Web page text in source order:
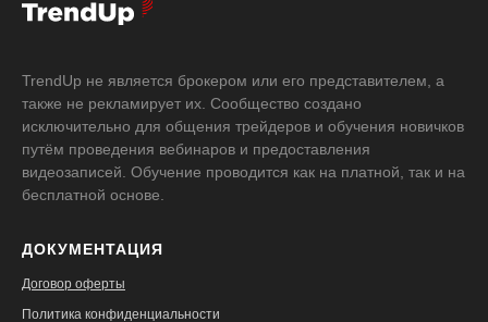
TrendUp не является брокером или его представителем, а
также не рекламирует их. Сообщество создано
исключительно для общения трейдеров и обучения новичков
путём проведения вебинаров и предоставления
видеозаписей. Обучение проводится как на платной, так и на
бесплатной основе.
ДОКУМЕНТАЦИЯ
Договор оферты
Политика конфиденциальности